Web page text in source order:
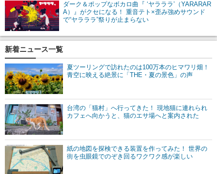
ダーク＆ポップなボカロ曲『 ‘ヤラララ’（YARARAR
A）』がクセになる！ 重音テト×歪み強めサウンド
で“ヤラララ”祭りが止まらない
新着ニュース一覧
夏ツーリングで訪れたのは100万本のヒマワリ畑！
青空に映える絶景に「THE・夏の景色」の声
台湾の「猫村」へ行ってきた！ 現地猫に連れられ
カフェへ向かうと、猫のエサ場へと案内された
紙の地図を探検できる装置を作ってみた！ 世界の
街を虫眼鏡でのぞき回るワクワク感が楽しい